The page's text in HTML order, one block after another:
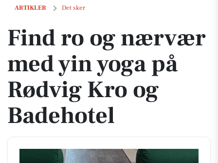
ARTIKLER Det sker
Find ro og nærvær med yin yoga på Rødvig Kro og Badehotel
Find ro og nærvær
med yin yoga på
Rødvig Kro og
Badehotel